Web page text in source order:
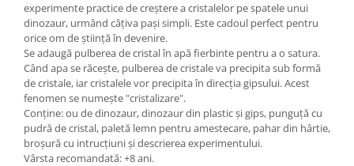
experimente practice de creștere a cristalelor pe spatele unui
dinozaur, urmând câțiva pași simpli. Este cadoul perfect pentru
orice om de știință în devenire.
Se adaugă pulberea de cristal în apă fierbinte pentru a o satura.
Când apa se răcește, pulberea de cristale va precipita sub formă
de cristale, iar cristalele vor precipita în direcția gipsului. Acest
fenomen se numește "cristalizare".
Conține: ou de dinozaur, dinozaur din plastic și gips, punguță cu
pudră de cristal, paletă lemn pentru amestecare, pahar din hârtie,
broșură cu intrucțiuni și descrierea experimentului.
Vârsta recomandată: +8 ani.